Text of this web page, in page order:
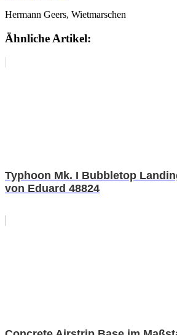
Hermann Geers, Wietmarschen
Ähnliche Artikel:
Typhoon Mk. I Bubbletop
von Eduard 48824